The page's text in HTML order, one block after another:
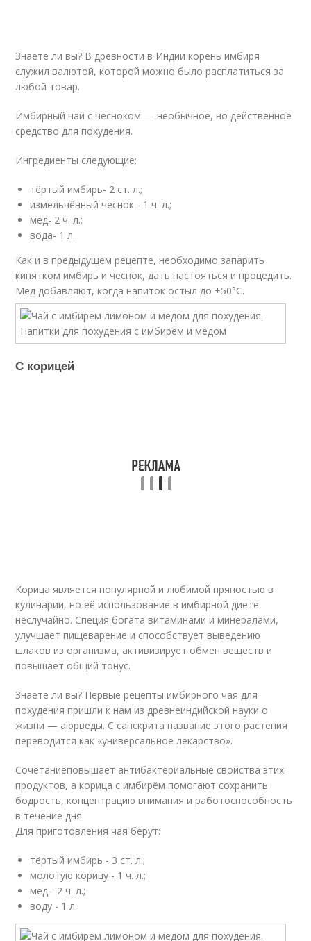
Знаете ли вы? В древности в Индии корень имбиря
служил валютой, которой можно было расплатиться за
любой товар.
Имбирный чай с чесноком — необычное, но действенное
средство для похудения.
Ингредиенты следующие:
тёртый имбирь- 2 ст. л.;
измельчённый чеснок - 1 ч. л.;
мёд- 2 ч. л.;
вода- 1 л.
Как и в предыдущем рецепте, необходимо запарить
кипятком имбирь и чеснок, дать настояться и процедить.
Мёд добавляют, когда напиток остыл до +50°С.
С корицей
Корица является популярной и любимой пряностью в
кулинарии, но её использование в имбирной диете
неслучайно. Специя богата витаминами и минералами,
улучшает пищеварение и способствует выведению
шлаков из организма, активизирует обмен веществ и
повышает общий тонус.
Знаете ли вы? Первые рецепты имбирного чая для
похудения пришли к нам из древнеиндийской науки о
жизни — аюрведы. С санскрита название этого растения
переводится как «универсальное лекарство».
Сочетаниеповышает антибактериальные свойства этих
продуктов, а корица с имбирём помогают сохранить
бодрость, концентрацию внимания и работоспособность
в течение дня.
Для приготовления чая берут:
тёртый имбирь - 3 ст. л.;
молотую корицу - 1 ч. л.;
мёд - 2 ч. л.;
воду - 1 л.